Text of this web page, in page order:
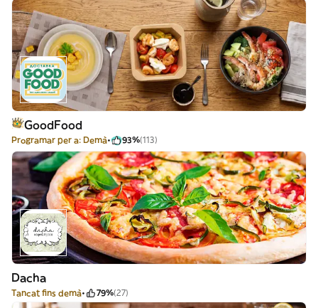
GoodFood
Programar per a: Demà 93%(113)
Dacha
Tancat fins demà 79%(27)